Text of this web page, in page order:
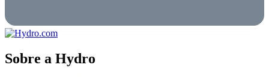
Sobre a Hydro